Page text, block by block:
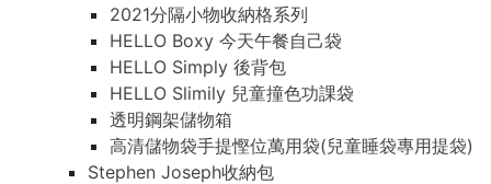
2021分隔小物收納格系列
HELLO Boxy 今天午餐自己袋
HELLO Simply 後背包
HELLO Slimily 兒童撞色功課袋
透明鋼架儲物箱
高清儲物袋手提慳位萬用袋(兒童睡袋專用提袋)
Stephen Joseph收納包